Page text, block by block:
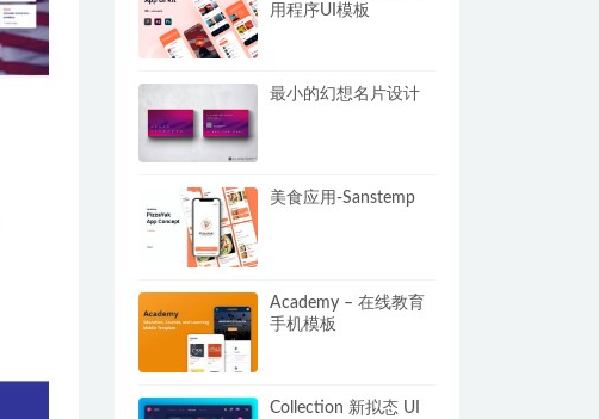
用程序UI模板
最小的幻想名片设计
美食应用-Sanstemp
Academy – 在线教育
手机模板
Collection 新拟态 UI